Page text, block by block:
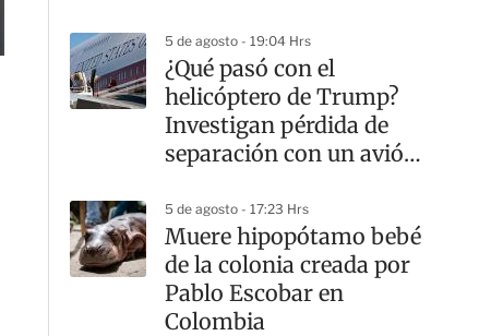
5 de agosto - 19:04 Hrs
¿Qué pasó con el
helicóptero de Trump?
Investigan pérdida de
separación con un avión
5 de agosto - 17:23 Hrs
Muere hipopótamo bebé
de la colonia creada por
Pablo Escobar en
Colombia